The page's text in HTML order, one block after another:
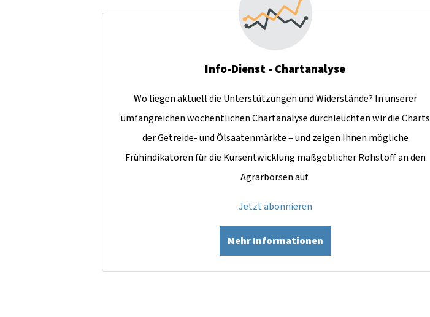
Info-Dienst - Chartanalyse
Wo liegen aktuell die Unterstützungen und Widerstände? In unserer
umfangreichen wöchentlichen Chartanalyse durchleuchten wir die Charts
der Getreide- und Ölsaatenmärkte – und zeigen Ihnen mögliche
Frühindikatoren für die Kursentwicklung maßgeblicher Rohstoff an den
Agrarbörsen auf.
Jetzt abonnieren
Mehr Informationen